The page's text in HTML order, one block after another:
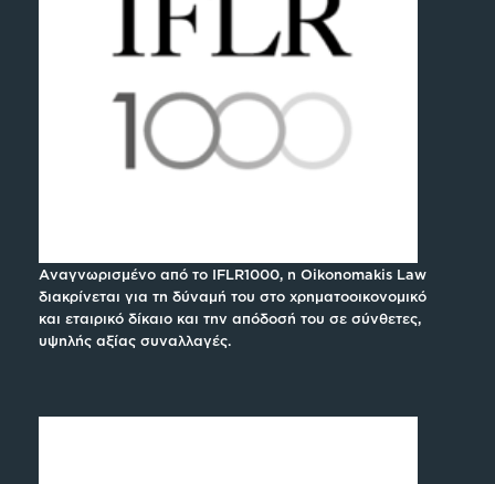
Αναγνωρισμένο από το IFLR1000, η Oikonomakis Law
διακρίνεται για τη δύναμή του στο χρηματοοικονομικό
και εταιρικό δίκαιο και την απόδοσή του σε σύνθετες,
υψηλής αξίας συναλλαγές.